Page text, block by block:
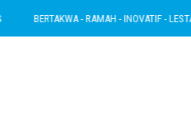
BERTAKWA - RAMAH - INOVATIF -